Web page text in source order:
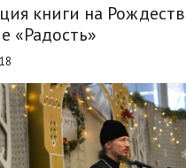
книги на
«Радость»